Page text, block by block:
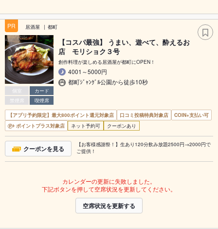
PR 居酒屋 都町
個室
カード
禁煙席
喫煙席
【コスパ最強】 うまい、遊べて、酔えるお
店 モリショク３号
創作料理が楽しめる居酒屋が都町にOPEN！
4001～5000円
都町ｼﾞｬﾝｸﾞﾙ公園から徒歩10秒
【アプリ予約限定】最大800ポイント還元対象店 口コミ投稿特典対象店
COIN+支払い可
ポイントプラス対象店
ネット予約可 クーポンあり
クーポンを見る
【お客様感謝祭！】生あり120分飲み放題2500円→2000円で
ご提供！
カレンダーの更新に失敗しました。
下記ボタンを押して空席状況を更新してください。
空席状況を更新する